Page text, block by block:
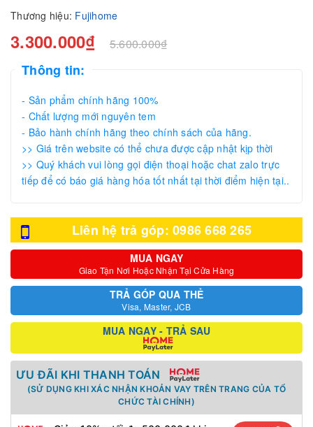
Thương hiệu: Fujihome
3.300.000₫ 5.600.000₫
Thông tin:
- Sản phẩm chính hãng 100%
- Chất lượng mới nguyên tem
- Bảo hành chính hãng theo chính sách của hãng.
>> Giá trên website có thể chưa được cập nhật kịp thời
>> Quý khách vui lòng gọi điện thoại hoặc chat zalo trực
tiếp để có báo giá hàng hóa tốt nhất tại thời điểm hiện tại..
Liên hệ trả góp: 0986 668 265
MUA NGAY
Giao Tận Nơi Hoặc Nhận Tại Cửa Hàng
TRẢ GÓP QUA THẺ
Visa, Master, JCB
MUA NGAY - TRẢ SAU
ƯU ĐÃI KHI THANH TOÁN
(SỬ DỤNG KHI XÁC NHẬN KHOẢN VAY TRÊN TRANG CỦA TỔ
CHỨC TÀI CHÍNH)